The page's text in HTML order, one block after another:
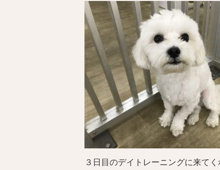
３日目のデイトレーニングに来て